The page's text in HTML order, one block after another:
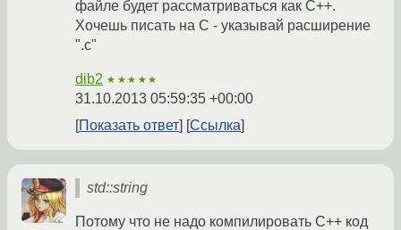
файле будет рассматриваться как C++.
Хочешь писать на C - указывай расширение
".c"
dib2 ★★★★★
31.10.2013 05:59:35 +00:00
Показать ответ
Ссылка
std::string
Потому что не надо компилировать C++ код